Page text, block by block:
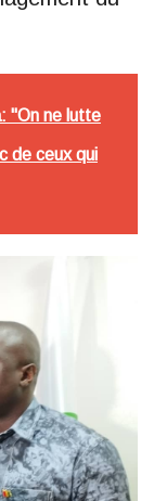
"On ne lutte
de ceux qui